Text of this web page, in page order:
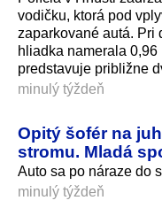
vodičku, ktorá pod
zaparkované autá. Pri
hliadka namerala
predstavuje približne
minulý týždeň
Opitý šofér na
stromu. Mladá
Auto sa po náraze do
minulý týždeň